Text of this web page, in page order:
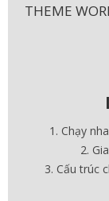
THEME
Chạy
Cấu trúc